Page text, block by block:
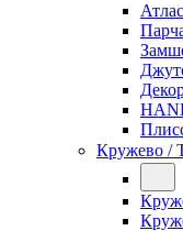
Кружево /